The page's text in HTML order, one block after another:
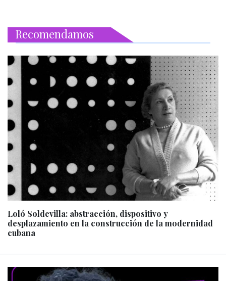
Recomendamos
Loló Soldevilla: abstracción, dispositivo y
desplazamiento en la construcción de la modernidad
cubana